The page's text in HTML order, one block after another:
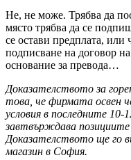
Не, не може. Трябва да
място трябва да се
се остави предплата, или
подписване на договор
основание за превода…
Доказателството за
това, че фирмата освен
условия в последните 10-
завтвърждава позициите
Доказателството ще го
магазин в София.